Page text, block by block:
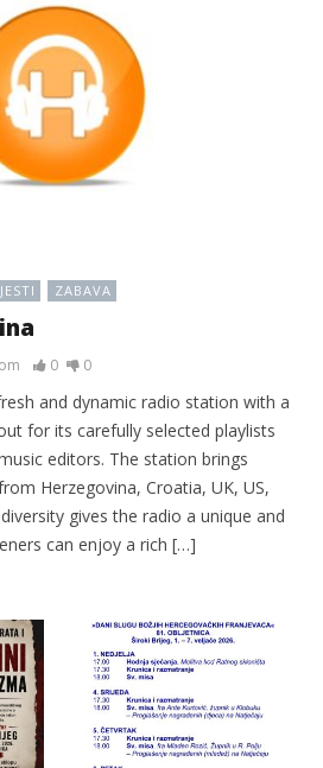
ZABAVA
0 0
and dynamic radio station with a
for its carefully selected playlists
editors. The station brings
Herzegovina, Croatia, UK, US,
gives the radio a unique and
can enjoy a rich […]